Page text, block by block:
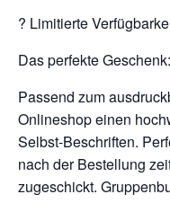
? Limitierte
Das perfekte
Passend zum
Onlineshop einen
Selbst-Beschriften.
nach der Bestellung
zugeschickt.